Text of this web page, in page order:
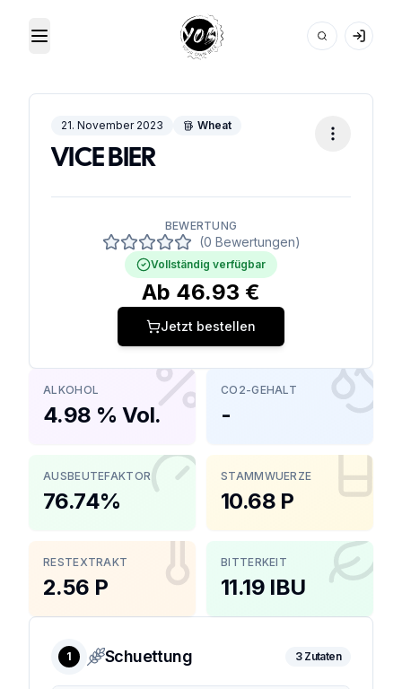
Toggle Menu Your Own Beer
21. November 2023 Wheat
VICE BIER
BEWERTUNG
(0 Bewertungen)
Vollständig verfügbar
Ab 46.93 €
Jetzt bestellen
ALKOHOL
4.98 % Vol.
CO2-GEHALT
-
AUSBEUTEFAKTOR
76.74%
STAMMWUERZE
10.68 P
RESTEXTRAKT
2.56 P
BITTERKEIT
11.19 IBU
1 Schuettung 3Zutaten